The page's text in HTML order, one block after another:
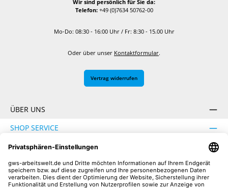
Wir sind persönlich für Sie da:
Telefon:+49 (0)7634 50762-00
Mo-Do: 08:30 - 16:00 Uhr / Fr: 8:30 - 15.00 Uhr
Oder über unser Kontaktformular.
Vertrag widerrufen
ÜBER UNS
SHOP SERVICE
INFORMATION
SICHER EINKAUFEN
UNSERE COMMUNITIES